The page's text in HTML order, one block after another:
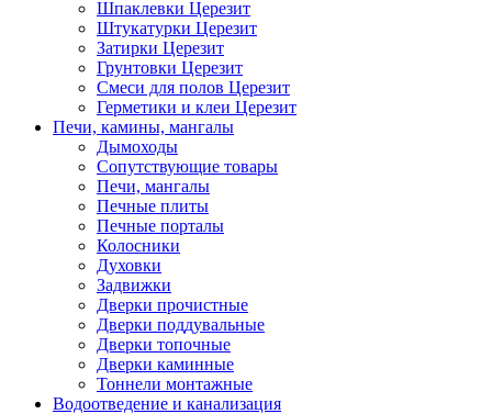
Шпаклевки Церезит
Штукатурки Церезит
Затирки Церезит
Грунтовки Церезит
Смеси для полов Церезит
Герметики и клеи Церезит
Печи, камины, мангалы
Дымоходы
Сопутствующие товары
Печи, мангалы
Печные плиты
Печные порталы
Колосники
Духовки
Задвижки
Дверки прочистные
Дверки поддувальные
Дверки топочные
Дверки каминные
Тоннели монтажные
Водоотведение и канализация